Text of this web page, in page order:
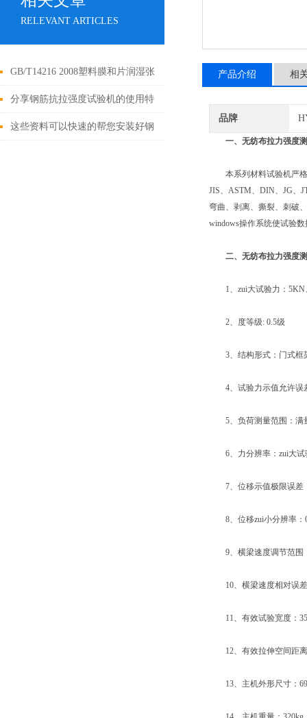
RELEVANT ARTICLES
GB/T14216 2008塑料膜和片润湿张
力的测定方法
分享钢筋抗拉强度试验机的使用特
点和操作流程
这些资料可以快速的帮您安装好钢
产品介绍 相
品牌
一、无纺布拉力强度
本系列材料试验机严格
JIS、ASTM、DIN、JG、
弯曲、剥离、撕裂、刺破
windows操作系统使试验
二、无纺布拉力强度
1、zui大试验力：5KN
2、度等级: 0.5级
3、结构形式：门式框
4、试验力示值允许误
5、负荷测量范围：满
6、力分辨率：zui大试
7、位移示值极限误差
8、位移zui小分辨率：
9、横梁速度调节范围：
10、横梁速度相对误差
11、有效试验宽度：
12、有效拉伸空间距离
13、主机外形尺寸：